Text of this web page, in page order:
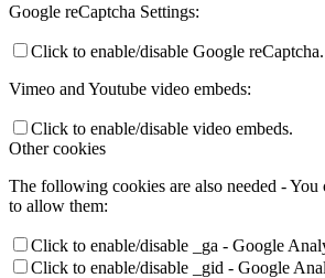
Google reCaptcha Settings:
Click to enable/disable Google reCaptcha.
Vimeo and Youtube video embeds:
Click to enable/disable video embeds.
Other cookies
The following cookies are also needed -
to allow them:
Click to enable/disable _ga - Google
Click to enable/disable _gid - Google